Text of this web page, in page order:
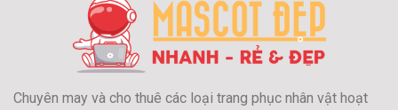
Chuyên may và cho thuê các loại trang phục nhân vật hoạt